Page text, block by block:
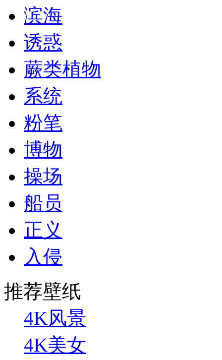
滨海
诱惑
蕨类植物
系统
粉笔
博物
操场
船员
正义
入侵
推荐壁纸
4K风景
4K美女